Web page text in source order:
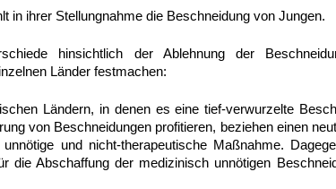
in ihrer Stellungnahme die Beschneidung von Jungen.
hinsichtlich der Ablehnung der
Länder festmachen:
Ländern, in denen es eine tief-verwurzelte
von Beschneidungen profitieren, beziehen einen
und nicht-therapeutische Maßnahme.
die Abschaffung der medizinisch unnötigen